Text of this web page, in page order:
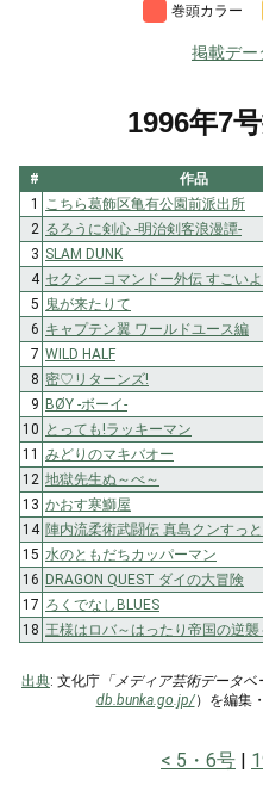
巻頭カラー
掲載デー
1996年7
# 作品
1
こちら葛飾区亀有公園前派出所
2 るろうに剣心 -明治剣客浪漫譚-
3 SLAM DUNK
4 セクシーコマンドー外伝 すごい
5 鬼が来たりて
6 キャプテン翼 ワールドユース編
7 WILD HALF
8 密♡リターンズ!
9 BØY -ボーイ-
10 とっても!ラッキーマン
11 みどりのマキバオー
12 地獄先生ぬ～べ～
13 かおす寒鰤屋
14 陣内流柔術武闘伝 真島クンすっ
15 水のともだちカッパーマン
16 DRAGON QUEST ダイの大冒険
17 ろくでなしBLUES
18 王様はロバ～はったり帝国の逆襲
出典: 文化庁 「メディア芸術データベ
db.bunka.go.jp/）を編集
5・6号